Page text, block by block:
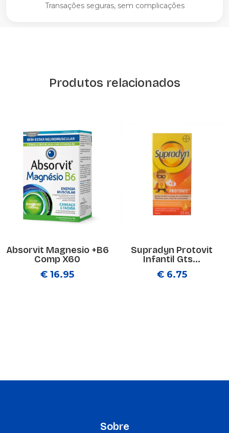
Transações seguras, sem complicações
Produtos relacionados
Absorvit Magnesio +B6
Comp X60
€ 16.95
Supradyn Protovit
Infantil Gts...
€ 6.75
Sobre